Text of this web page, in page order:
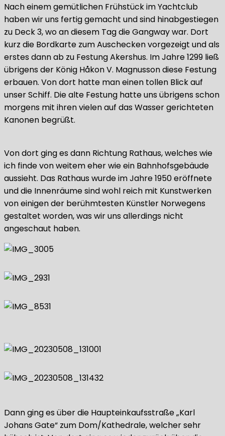
Nach einem gemütlichen Frühstück im Yachtclub
haben wir uns fertig gemacht und sind hinabgestiegen
zu Deck 3, wo an diesem Tag die Gangway war. Dort
kurz die Bordkarte zum Auschecken vorgezeigt und als
erstes dann ab zu Festung Akershus. Im Jahre 1299 ließ
übrigens der König Håkon V. Magnusson diese Festung
erbauen. Von dort hatte man einen tollen Blick auf
unser Schiff. Die alte Festung hatte uns übrigens schon
morgens mit ihren vielen auf das Wasser gerichteten
Kanonen begrüßt.
Von dort ging es dann Richtung Rathaus, welches wie
ich finde von weitem eher wie ein Bahnhofsgebäude
aussieht. Das Rathaus wurde im Jahre 1950 eröffnete
und die Innenräume sind wohl reich mit Kunstwerken
von einigen der berühmtesten Künstler Norwegens
gestaltet worden, was wir uns allerdings nicht
angeschaut haben.
Dann ging es über die Haupteinkaufsstraße „Karl
Johans Gate“ zum Dom/Kathedrale, welcher sehr